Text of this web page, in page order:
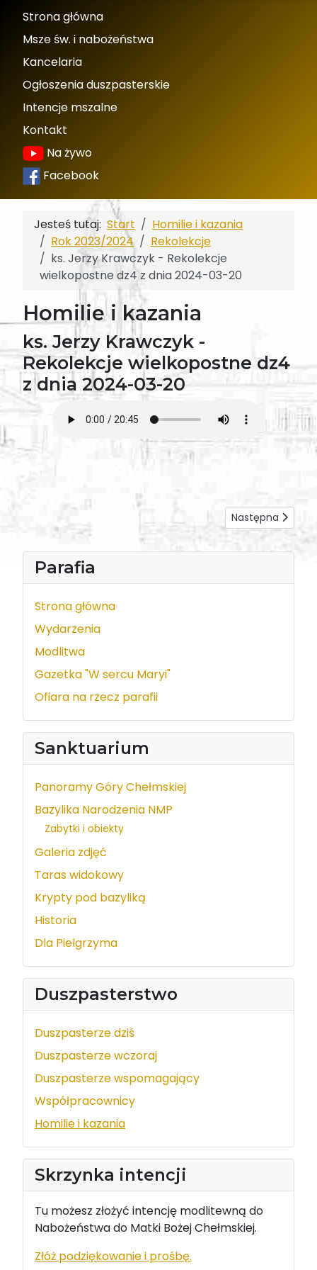
Strona główna
Msze św. i nabożeństwa
Kancelaria
Ogłoszenia duszpasterskie
Intencje mszalne
Kontakt
Na żywo
Facebook
Parafia
Strona główna
Wydarzenia
Modlitwa
Gazetka "W sercu Maryi"
Ofiara na rzecz parafii
Sanktuarium
Panoramy Góry Chełmskiej
Bazylika Narodzenia NMP
Zabytki i obiekty
Galeria zdjęć
Taras widokowy
Krypty pod bazyliką
Historia
Dla Pielgrzyma
Duszpasterstwo
Duszpasterze dziś
Duszpasterze wczoraj
Duszpasterze wspomagający
Współpracownicy
Homilie i kazania
Skrzynka intencji
Tu możesz złożyć intencję modlitewną do
Nabożeństwa do Matki Bożej Chełmskiej.
Złóż podziękowanie i prośbę.
Jesteś tutaj: Start
Homilie i kazania
Rok 2023/2024
Rekolekcje
ks. Jerzy Krawczyk - Rekolekcje
wielkopostne dz4 z dnia 2024-03-20
Homilie i kazania
ks. Jerzy Krawczyk -
Rekolekcje wielkopostne dz4
z dnia 2024-03-20
Następna
Następna